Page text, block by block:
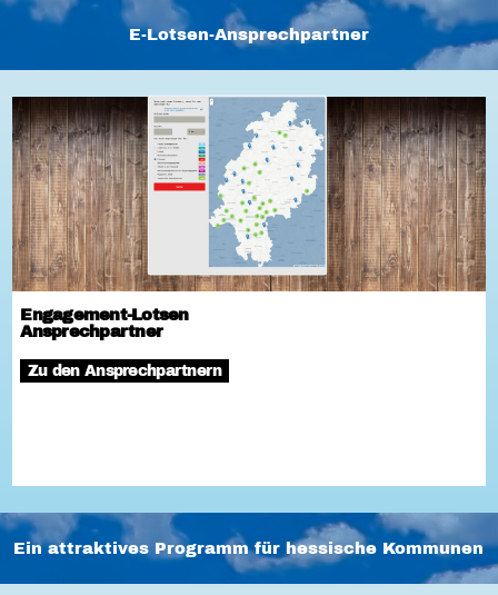
Barriere melden
E-Lotsen-Ansprechpartner
Engagement-Lotsen
Ansprechpartner
Zu den Ansprechpartnern
Ein attraktives Programm für hessische Kommunen